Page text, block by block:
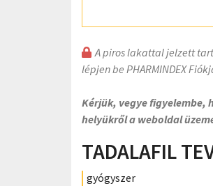
A piros lakattal jelzett
lépjen be PHARMINDEX
Kérjük, vegye figyelembe,
helyükről a weboldal
TADALAFIL
gyógyszer